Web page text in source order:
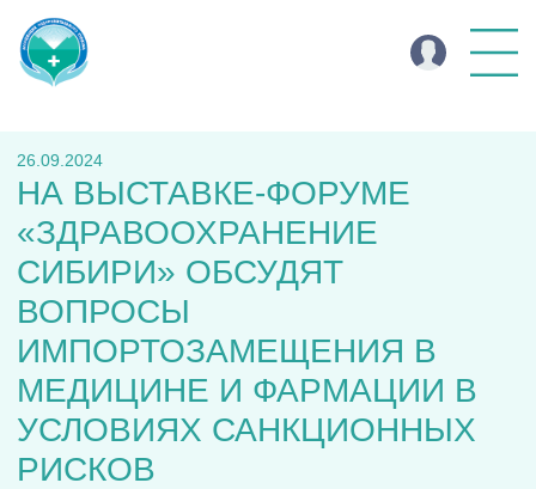
26.09.2024
НА ВЫСТАВКЕ-ФОРУМЕ
«ЗДРАВООХРАНЕНИЕ
СИБИРИ» ОБСУДЯТ
ВОПРОСЫ
ИМПОРТОЗАМЕЩЕНИЯ В
МЕДИЦИНЕ И ФАРМАЦИИ В
УСЛОВИЯХ САНКЦИОННЫХ
РИСКОВ